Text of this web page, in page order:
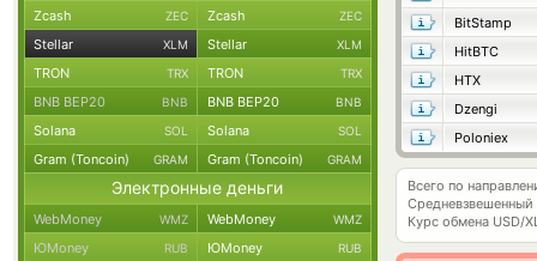
BitStamp
HitBTC
HTX
Dzengi
Poloniex
Всего по
Курс обмена USD/
Zcash ZEC Zcash ZEC
Stellar XLM Stellar XLM
TRON TRX TRON TRX
BNB BEP20 BNB BNB BEP20 BNB
Solana SOL Solana SOL
Gram (Toncoin) GRAM Gram (Toncoin) GRAM
Электронные деньги
WebMoney WMZ WebMoney WMZ
ЮMoney RUB ЮMoney RUB